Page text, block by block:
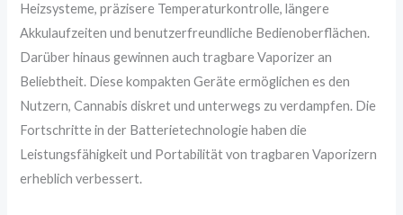
Heizsysteme, präzisere Temperaturkontrolle, längere
Akkulaufzeiten und benutzerfreundliche Bedienoberflächen.
Darüber hinaus gewinnen auch tragbare Vaporizer an
Beliebtheit. Diese kompakten Geräte ermöglichen es den
Nutzern, Cannabis diskret und unterwegs zu verdampfen. Die
Fortschritte in der Batterietechnologie haben die
Leistungsfähigkeit und Portabilität von tragbaren Vaporizern
erheblich verbessert.